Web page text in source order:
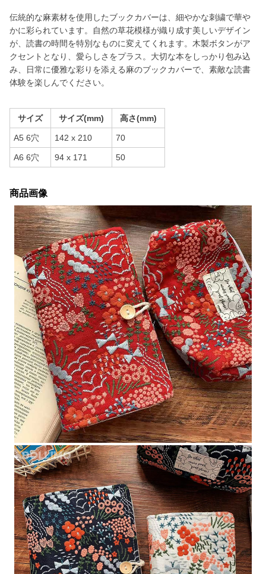
伝統的な麻素材を使用したブックカバーは、細やかな刺繍で華や
かに彩られています。自然の草花模様が織り成す美しいデザイン
が、読書の時間を特別なものに変えてくれます。木製ボタンがア
クセントとなり、愛らしさをプラス。大切な本をしっかり包み込
み、日常に優雅な彩りを添える麻のブックカバーで、素敵な読書
体験を楽しんでください。
サイズ サイズ(mm) 高さ(mm)
A5 6穴 142 x 210 70
A6 6穴 94 x 171 50
商品画像